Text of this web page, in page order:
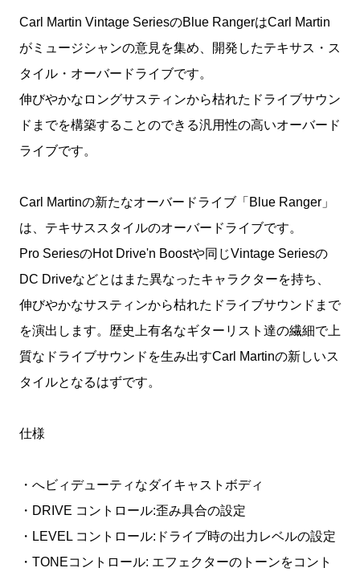
Carl Martin Vintage SeriesのBlue RangerはCarl Martin
がミュージシャンの意見を集め、開発したテキサス・ス
タイル・オーバードライブです。
伸びやかなロングサスティンから枯れたドライブサウン
ドまでを構築することのできる汎用性の高いオーバード
ライブです。
Carl Martinの新たなオーバードライブ「Blue Ranger」
は、テキサススタイルのオーバードライブです。
Pro SeriesのHot Drive'n Boostや同じVintage Seriesの
DC Driveなどとはまた異なったキャラクターを持ち、
伸びやかなサスティンから枯れたドライブサウンドまで
を演出します。歴史上有名なギターリスト達の繊細で上
質なドライブサウンドを生み出すCarl Martinの新しいス
タイルとなるはずです。
仕様
・へビィデューティなダイキャストボディ
・DRIVE コントロール:歪み具合の設定
・LEVEL コントロール:ドライブ時の出力レベルの設定
・TONEコントロール: エフェクターのトーンをコント